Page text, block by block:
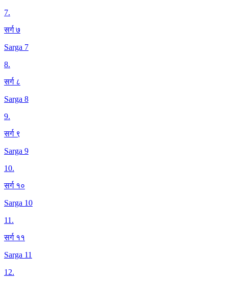
7.
सर्ग ७
Sarga 7
8.
सर्ग ८
Sarga 8
9.
सर्ग ९
Sarga 9
10.
सर्ग १०
Sarga 10
11.
सर्ग ११
Sarga 11
12.